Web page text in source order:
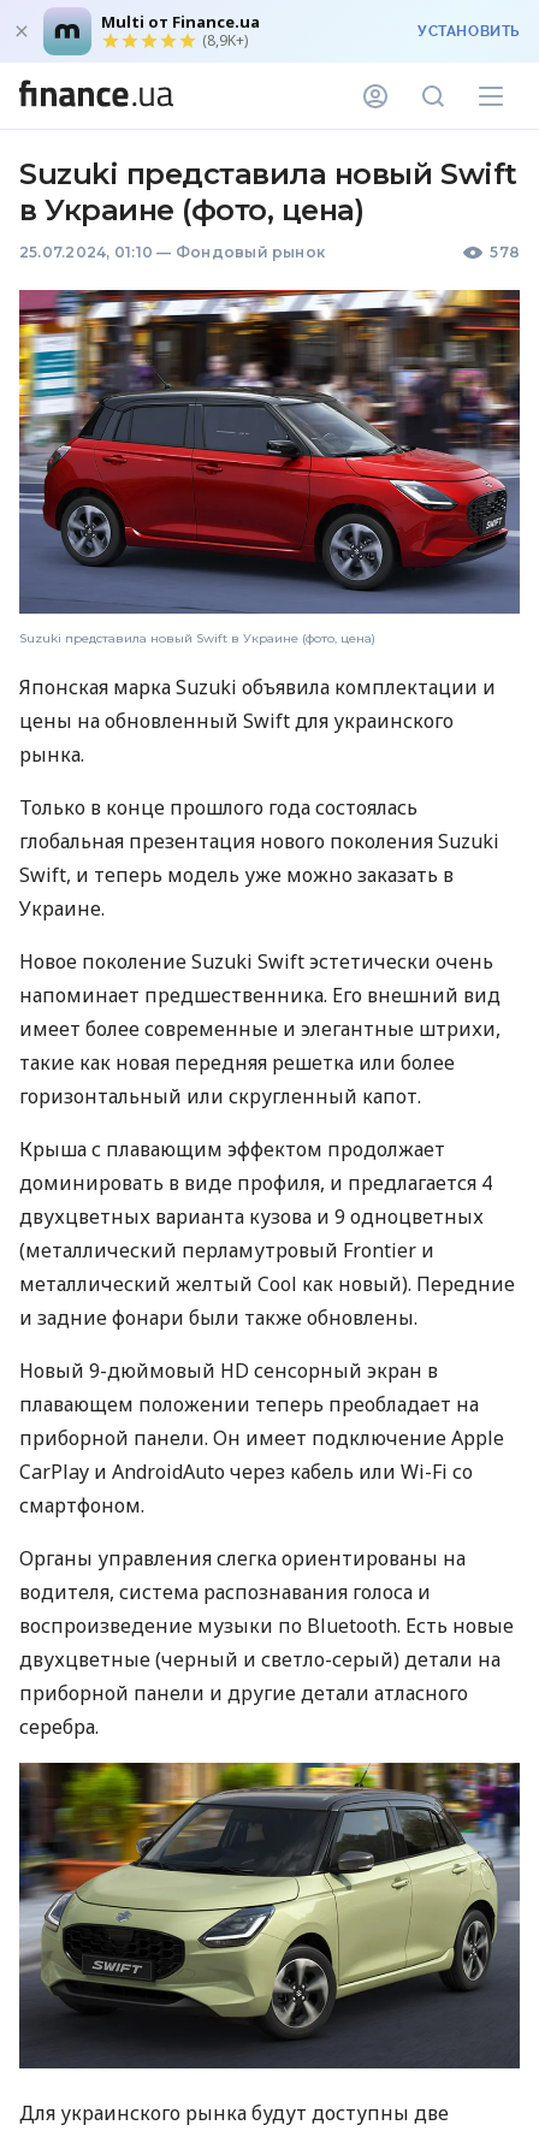
Multi от Finance.ua
(8,9K+) УСТАНОВИТЬ
Suzuki представила новый Swift
в Украине (фото, цена)
25.07.2024, 01:10 — Фондовый рынок 578
Suzuki представила новый Swift в Украине (фото, цена)
Японская марка Suzuki объявила комплектации и
цены на обновленный Swift для украинского
рынка.
Только в конце прошлого года состоялась
глобальная презентация нового поколения Suzuki
Swift, и теперь модель уже можно заказать в
Украине.
Новое поколение Suzuki Swift эстетически очень
напоминает предшественника. Его внешний вид
имеет более современные и элегантные штрихи,
такие как новая передняя решетка или более
горизонтальный или скругленный капот.
Крыша с плавающим эффектом продолжает
доминировать в виде профиля, и предлагается 4
двухцветных варианта кузова и 9 одноцветных
(металлический перламутровый Frontier и
металлический желтый Cool как новый). Передние
и задние фонари были также обновлены.
Новый 9-дюймовый HD сенсорный экран в
плавающем положении теперь преобладает на
приборной панели. Он имеет подключение Apple
CarPlay и AndroidAuto через кабель или Wi-Fi со
смартфоном.
Органы управления слегка ориентированы на
водителя, система распознавания голоса и
воспроизведение музыки по Bluetooth. Есть новые
двухцветные (черный и светло-серый) детали на
приборной панели и другие детали атласного
серебра.
Для украинского рынка будут доступны две